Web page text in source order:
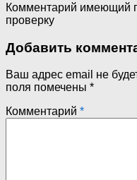
Комментарий имеющий
проверку
Добавить
Ваш адрес email не
поля помечены *
Комментарий *